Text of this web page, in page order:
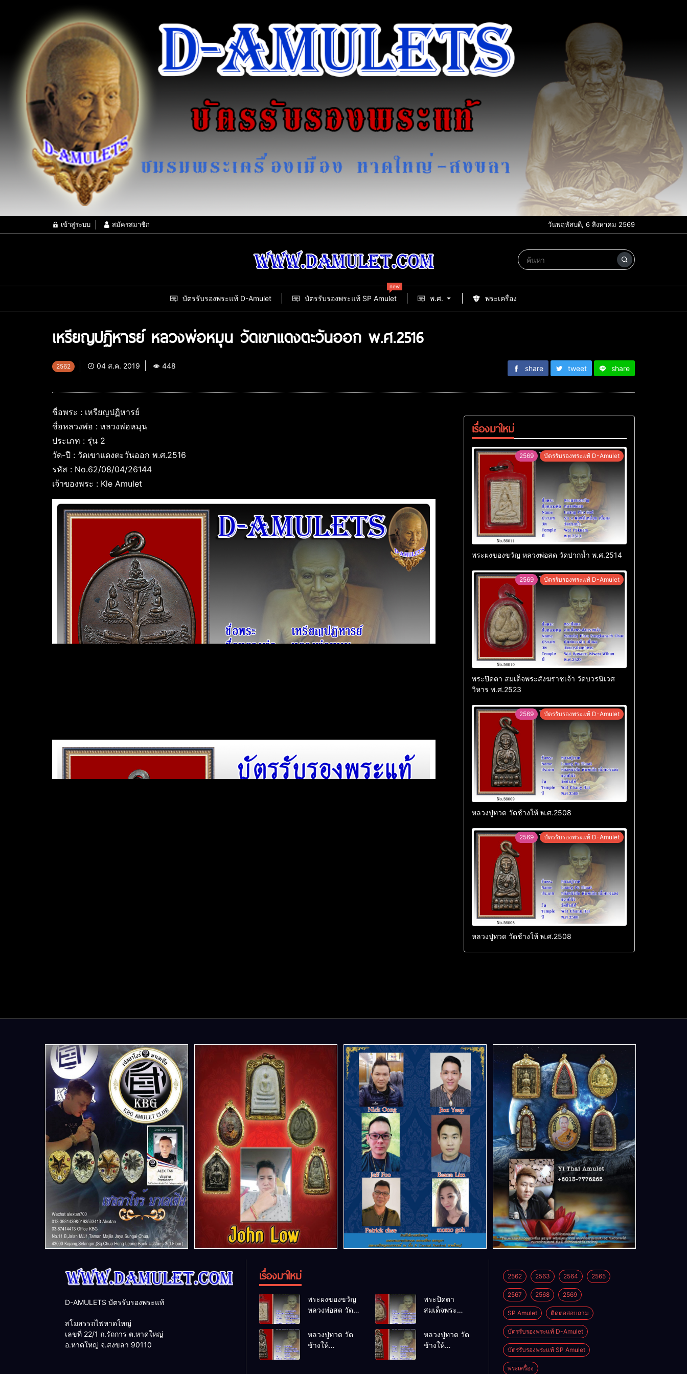
เข้าสู่ระบบ สมัครสมาชิก วันพฤหัสบดี, 6 สิงหาคม 2569
บัตรรับรองพระแท้ D-Amulet บัตรรับรองพระแท้ SP Amulet
new
พ.ศ. พระเครื่อง
เหรียญปฏิหารย์ หลวงพ่อหมุน วัดเขาแดงตะวันออก พ.ศ.2516
2562 04 ส.ค. 2019 448 share tweet share
ชื่อพระ : เหรียญปฏิหารย์
ชื่อหลวงพ่อ : หลวงพ่อหมุน
ประเภท : รุ่น 2
วัด-ปี : วัดเขาแดงตะวันออก พ.ศ.2516
รหัส : No.62/08/04/26144
เจ้าของพระ : Kle Amulet
เรื่องมาใหม่
2569 บัตรรับรองพระแท้ D-Amulet
พระผงของขวัญ หลวงพ่อสด วัดปากน้ำ พ.ศ.2514
2569 บัตรรับรองพระแท้ D-Amulet
พระปิดตา สมเด็จพระสังฆราชเจ้า วัดบวรนิเวศ
วิหาร พ.ศ.2523
2569 บัตรรับรองพระแท้ D-Amulet
หลวงปู่ทวด วัดช้างให้ พ.ศ.2508
2569 บัตรรับรองพระแท้ D-Amulet
หลวงปู่ทวด วัดช้างให้ พ.ศ.2508
D-AMULETS บัตรรับรองพระแท้
สโมสรรถไฟหาดใหญ่
เลขที่ 22/1 ถ.รัถการ ต.หาดใหญ่
อ.หาดใหญ่ จ.สงขลา 90110
เรื่องมาใหม่
พระผงของขวัญ
หลวงพ่อสด วัด
พ.ศ.2514
พระปิดตา
สมเด็จพระ
บวรนิเวศวิหาร
พ.ศ.2523
หลวงปู่ทวด วัด
ช้างให้
หลวงปู่ทวด วัด
ช้างให้
2562 2563 2564 2565
2567 2568 2569
SP Amulet ติดต่อสอบถาม
บัตรรับรองพระแท้ D-Amulet
บัตรรับรองพระแท้ SP Amulet
พระเครื่อง